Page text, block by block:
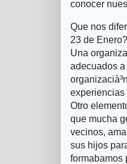
conocer
Que nos
23 de
Una
adecuados
experiencias
Otro
que mucha
vecinos,
sus hijos
formabamos